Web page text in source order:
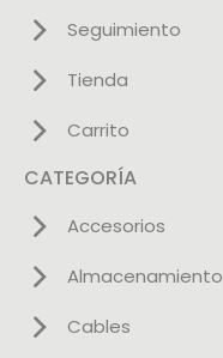
Seguimiento
Tienda
Carrito
CATEGORÍA
Accesorios
Almacenamiento
Cables